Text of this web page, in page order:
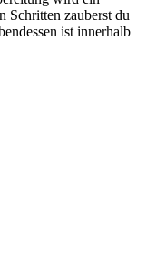
Schritten zauberst du
ist innerhalb